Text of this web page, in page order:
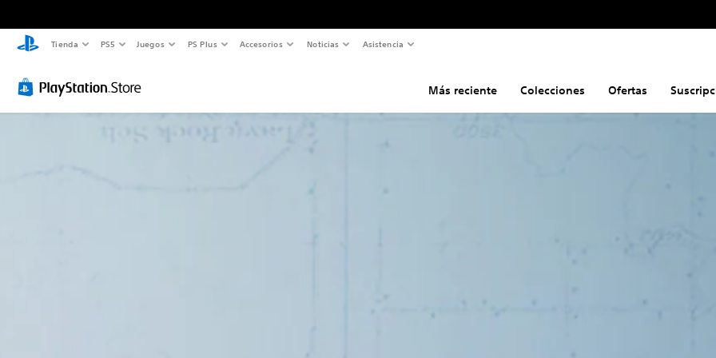
Tienda PS5 Juegos PS Plus Accesorios Noticias Asistencia
Más reciente Colecciones Ofertas